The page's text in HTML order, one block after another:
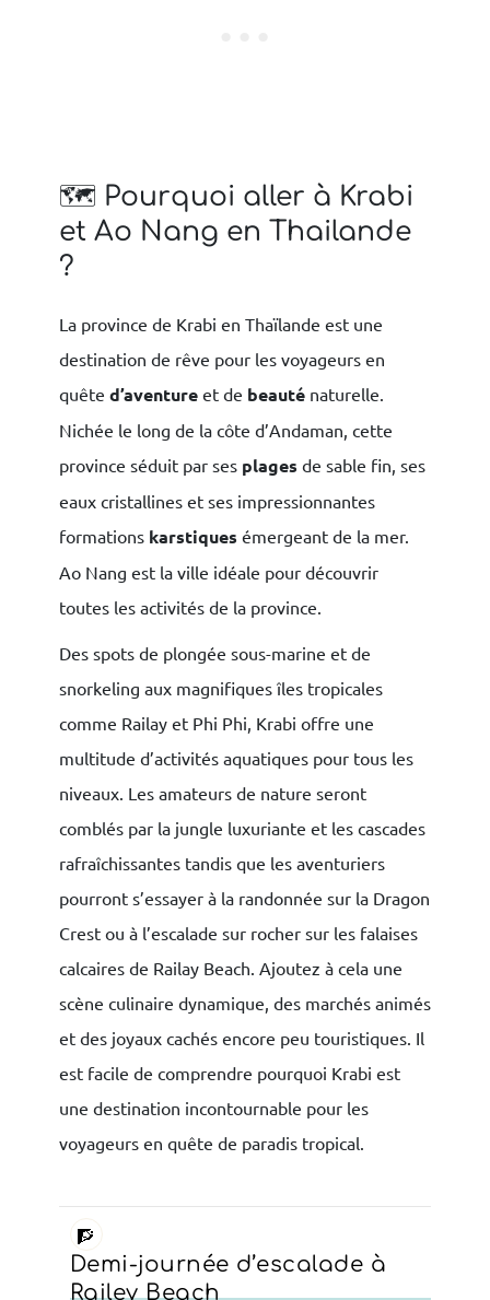
🗺 Pourquoi aller à Krabi
et Ao Nang en Thailande
?
La province de Krabi en Thaïlande est une
destination de rêve pour les voyageurs en
quête d’aventure et de beauté naturelle.
Nichée le long de la côte d’Andaman, cette
province séduit par ses plages de sable fin, ses
eaux cristallines et ses impressionnantes
formations karstiques émergeant de la mer.
Ao Nang est la ville idéale pour découvrir
toutes les activités de la province.
Des spots de plongée sous-marine et de
snorkeling aux magnifiques îles tropicales
comme Railay et Phi Phi, Krabi offre une
multitude d’activités aquatiques pour tous les
niveaux. Les amateurs de nature seront
comblés par la jungle luxuriante et les cascades
rafraîchissantes tandis que les aventuriers
pourront s’essayer à la randonnée sur la Dragon
Crest ou à l’escalade sur rocher sur les falaises
calcaires de Railay Beach. Ajoutez à cela une
scène culinaire dynamique, des marchés animés
et des joyaux cachés encore peu touristiques. Il
est facile de comprendre pourquoi Krabi est
une destination incontournable pour les
voyageurs en quête de paradis tropical.
🧗
Demi-journée d’escalade à
Railey Beach